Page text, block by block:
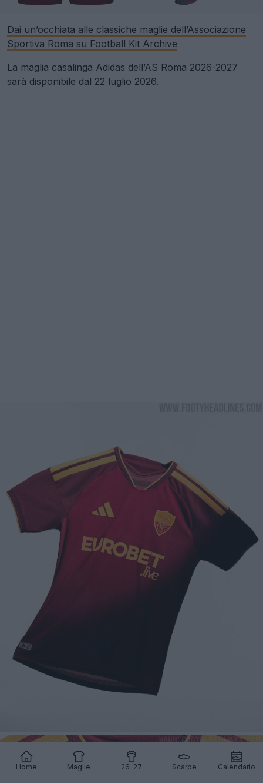
Home Maglie 26-27 Scarpe Calendario
Dai un’occhiata alle classiche maglie dell’Associazione
Sportiva Roma su Football Kit Archive
La maglia casalinga Adidas dell’AS Roma 2026-2027
sarà disponibile dal 22 luglio 2026.